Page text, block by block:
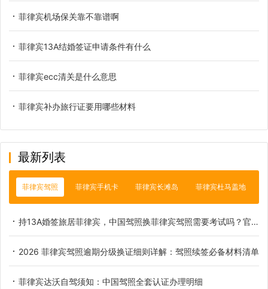
菲律宾机场保关靠不靠谱啊
菲律宾13A结婚签证申请条件有什么
菲律宾ecc清关是什么意思
菲律宾补办旅行证要用哪些材料
最新列表
菲律宾驾照 菲律宾手机卡 菲律宾长滩岛 菲律宾杜马盖地
持13A婚签旅居菲律宾，中国驾照换菲律宾驾照需要考试吗？官方权威解读
2026 菲律宾驾照逾期分级换证细则详解：驾照续签必备材料清单
菲律宾达沃自驾须知：中国驾照全套认证办理明细